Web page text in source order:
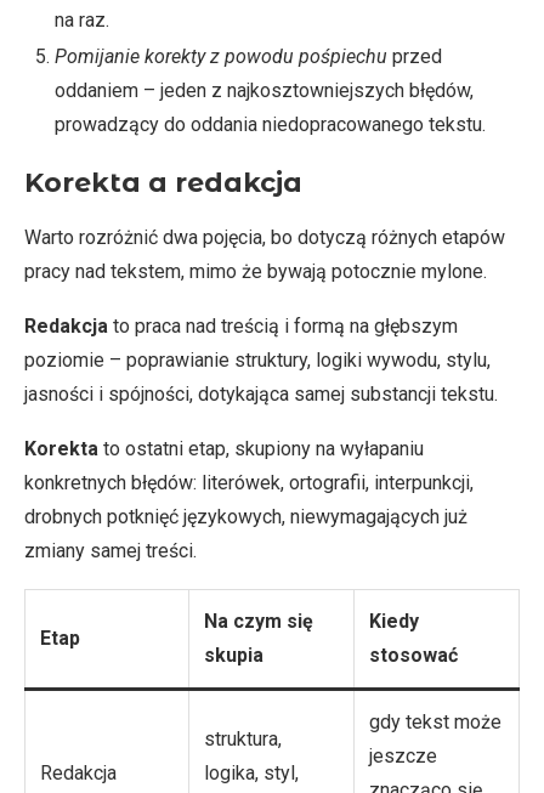
na raz.
Pomijanie korekty z powodu pośpiechu przed
oddaniem – jeden z najkosztowniejszych błędów,
prowadzący do oddania niedopracowanego tekstu.
Korekta a redakcja
Warto rozróżnić dwa pojęcia, bo dotyczą różnych etapów
pracy nad tekstem, mimo że bywają potocznie mylone.
Redakcja to praca nad treścią i formą na głębszym
poziomie – poprawianie struktury, logiki wywodu, stylu,
jasności i spójności, dotykająca samej substancji tekstu.
Korekta to ostatni etap, skupiony na wyłapaniu
konkretnych błędów: literówek, ortografii, interpunkcji,
drobnych potknięć językowych, niewymagających już
zmiany samej treści.
Etap
Na czym się
skupia
Kiedy
stosować
Redakcja
struktura,
logika, styl,
gdy tekst może
jeszcze